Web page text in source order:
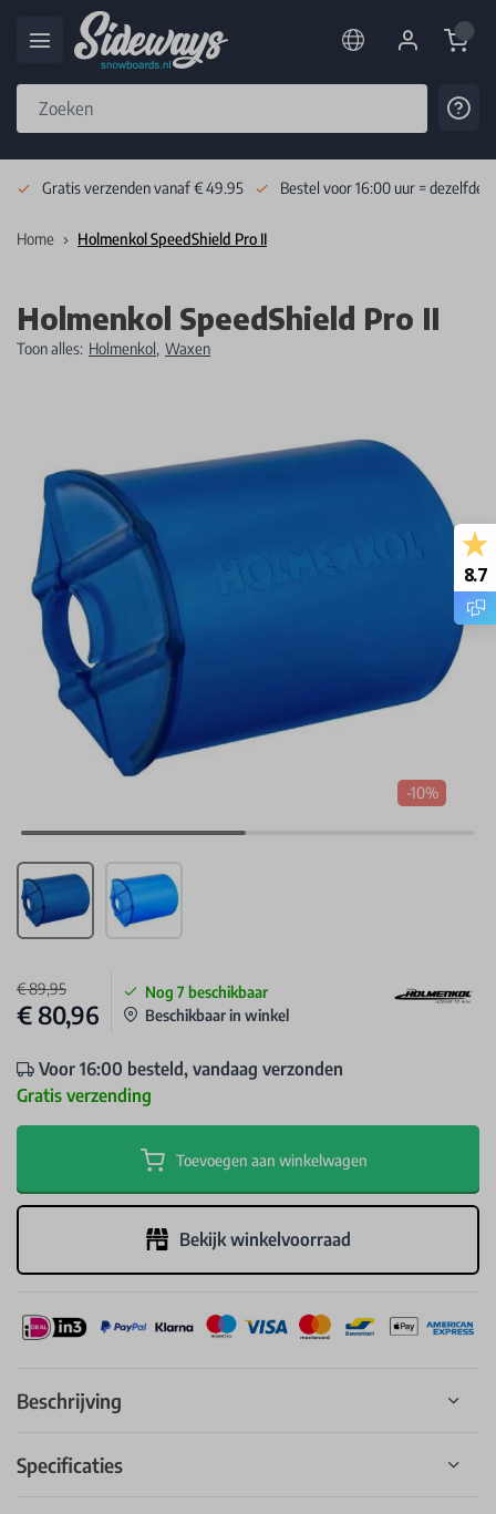
Cart
Gratis verzenden vanaf € 49.95 Bestel voor 16:00 uur = dezelfde
Home Holmenkol SpeedShield Pro II
Holmenkol SpeedShield Pro II
Toon alles: Holmenkol, Waxen
-10%
€ 89,95
€ 80,96
Nog 7 beschikbaar
Beschikbaar in winkel
Voor 16:00 besteld, vandaag verzonden
Gratis verzending
Toevoegen aan winkelwagen
Bekijk winkelvoorraad
Beschrijving
Specificaties
8.7